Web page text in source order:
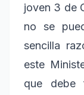
joven 3 de
no se
sencilla
este
que debe